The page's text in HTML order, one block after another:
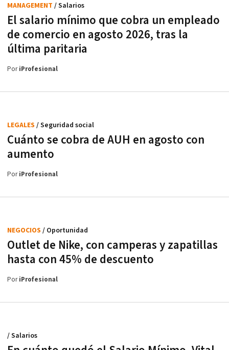
El salario mínimo que cobra un empleado
de comercio en agosto 2026, tras la
última paritaria
MANAGEMENT / Salarios
PoriProfesional
Cuánto se cobra de AUH en agosto con
aumento
LEGALES / Seguridad social
PoriProfesional
Outlet de Nike, con camperas y zapatillas
hasta con 45% de descuento
NEGOCIOS / Oportunidad
PoriProfesional
/ Salarios